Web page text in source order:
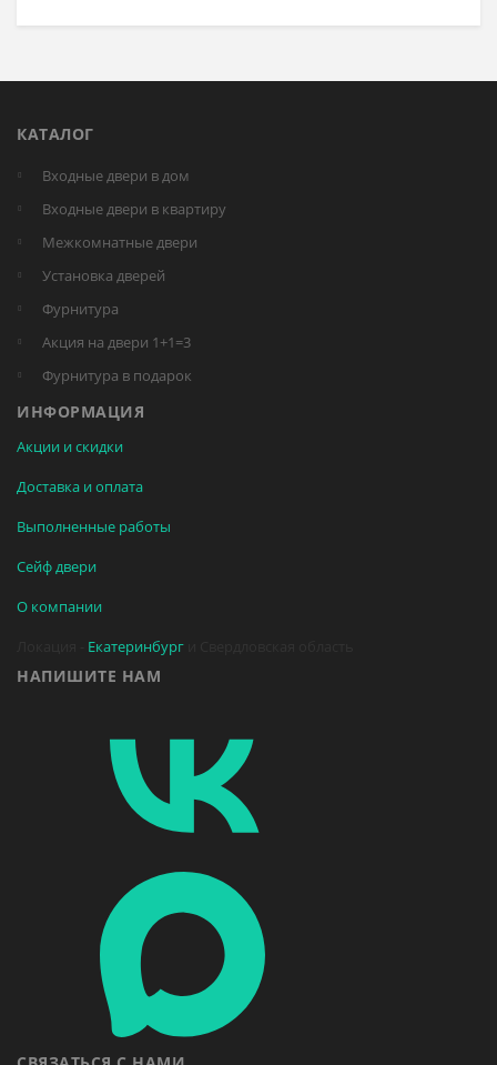
КАТАЛОГ
Входные двери в дом
Входные двери в квартиру
Межкомнатные двери
Установка дверей
Фурнитура
Акция на двери 1+1=3
Фурнитура в подарок
ИНФОРМАЦИЯ
Акции и скидки
Доставка и оплата
Выполненные работы
Сейф двери
О компании
Екатеринбург
НАПИШИТЕ НАМ